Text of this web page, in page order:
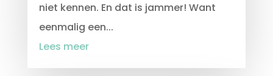
niet kennen. En dat is jammer! Want
eenmalig een...
Lees meer